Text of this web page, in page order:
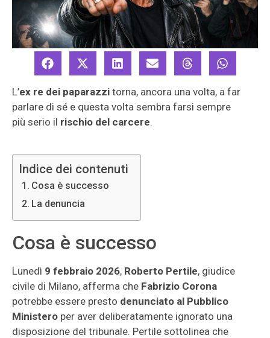
L’ex re dei paparazzi torna, ancora una volta, a far
parlare di sé e questa volta sembra farsi sempre
più serio il rischio del carcere.
Indice dei contenuti
Cosa è successo
La denuncia
Cosa è successo
Lunedì 9 febbraio 2026, Roberto Pertile, giudice
civile di Milano, afferma che Fabrizio Corona
potrebbe essere presto denunciato al Pubblico
Ministero per aver deliberatamente ignorato una
disposizione del tribunale. Pertile sottolinea che